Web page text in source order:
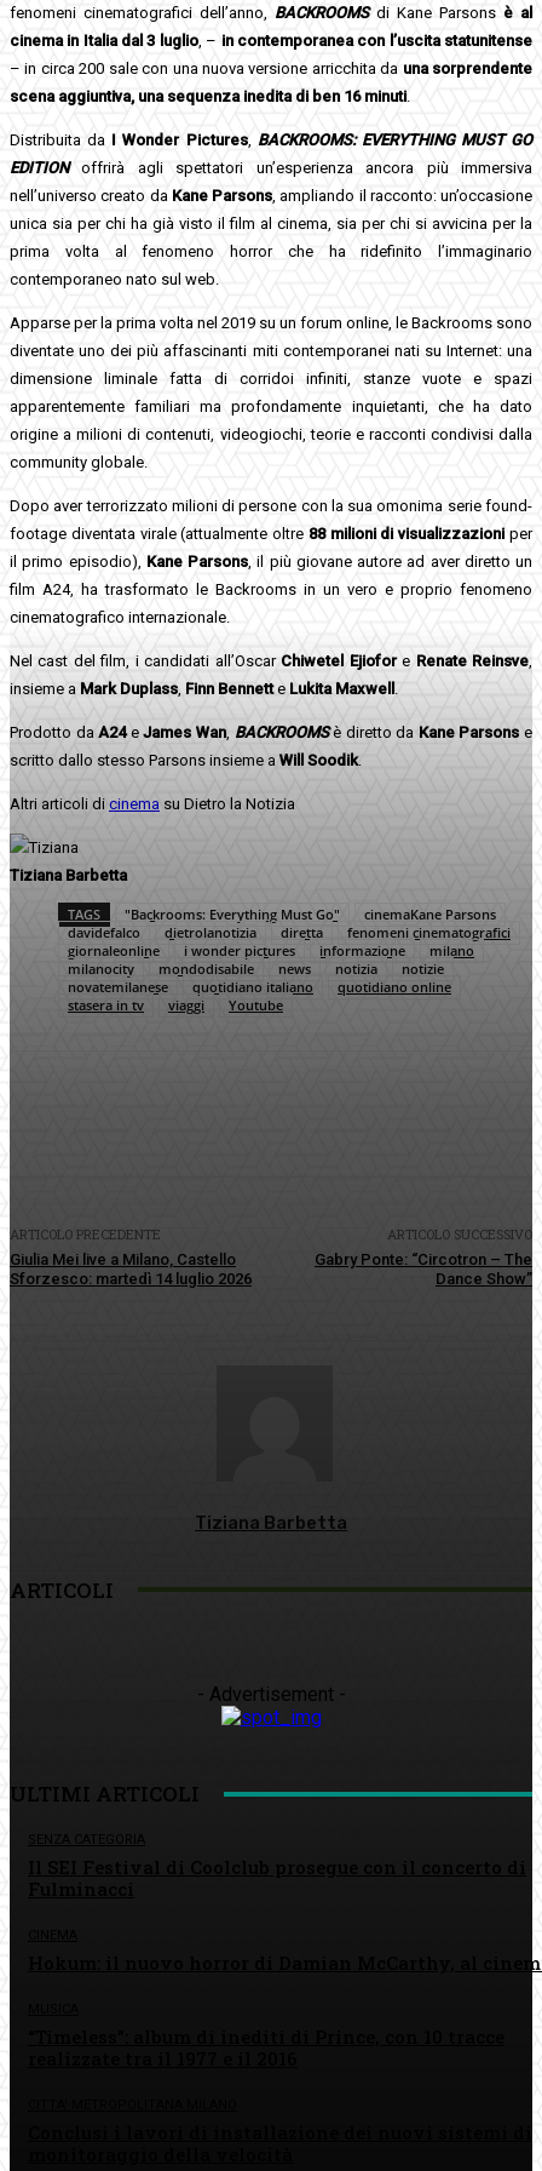
fenomeni cinematografici dell’anno, BACKROOMSdi Kane Parsons è al
cinema in Italia dal 3 luglio, – in contemporanea con l’uscita statunitense
– in circa 200 sale con una nuova versione arricchita da una sorprendente
scena aggiuntiva, una sequenza inedita di ben 16 minuti.
Distribuita da I Wonder Pictures, BACKROOMS: EVERYTHING MUST GO
EDITIONoffrirà agli spettatori un’esperienza ancora più immersiva
nell’universo creato da Kane Parsons , ampliando il racconto: un’occasione
unica sia per chi ha già visto il film al cinema, sia per chi si avvicina per la
prima volta al fenomeno horror che ha ridefinito l’immaginario
contemporaneo nato sul web.
Apparse per la prima volta nel 2019 su un forum online, le Backrooms sono
diventate uno dei più affascinanti miti contemporanei nati su Internet: una
dimensione liminale fatta di corridoi infiniti, stanze vuote e spazi
apparentemente familiari ma profondamente inquietanti, che ha dato
origine a milioni di contenuti, videogiochi, teorie e racconti condivisi dalla
community globale.
Dopo aver terrorizzato milioni di persone con la sua omonima serie found-
footage diventata virale (attualmente oltre 88 milioni di visualizzazioni per
il primo episodio), Kane Parsons , il più giovane autore ad aver diretto un
film A24, ha trasformato le Backrooms in un vero e proprio fenomeno
cinematografico internazionale.
Nel cast del film, i candidati all’Oscar Chiwetel Ejiofore Renate Reinsve
insieme a Mark Duplass Finn Bennette Lukita Maxwell
Prodotto daA24eJames Wan, BACKROOMSè diretto da Kane Parsons e
scritto dallo stesso Parsons insieme a Will Soodik.
Altri articoli di cinema su Dietro la Notizia
Tiziana Barbetta
TAGS "Backrooms: Everything Must Go"
cinemaKane Parsons
davidefalco
dietrolanotizia diretta
fenomeni cinematografici
giornaleonline
i wonder pictures informazione
milano
milanocity
mondodisabile news notizia
notizie
novatemilanese
quotidiano italiano
quotidiano online
stasera in tv
viaggi Youtube
ARTICOLO PRECEDENTE
Giulia Mei live a Milano, Castello
Sforzesco: martedì 14 luglio 2026
ARTICOLO SUCCESSIVO
Gabry Ponte: “Circotron – The
Dance Show”
Tiziana Barbetta
ARTICOLI
- Advertisement -
ULTIMI ARTICOLI
SENZA CATEGORIA
Hokum: il nuovo horror di Damian McCarthy, al